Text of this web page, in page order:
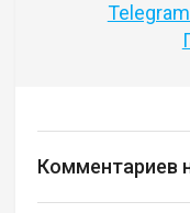
Комментариев